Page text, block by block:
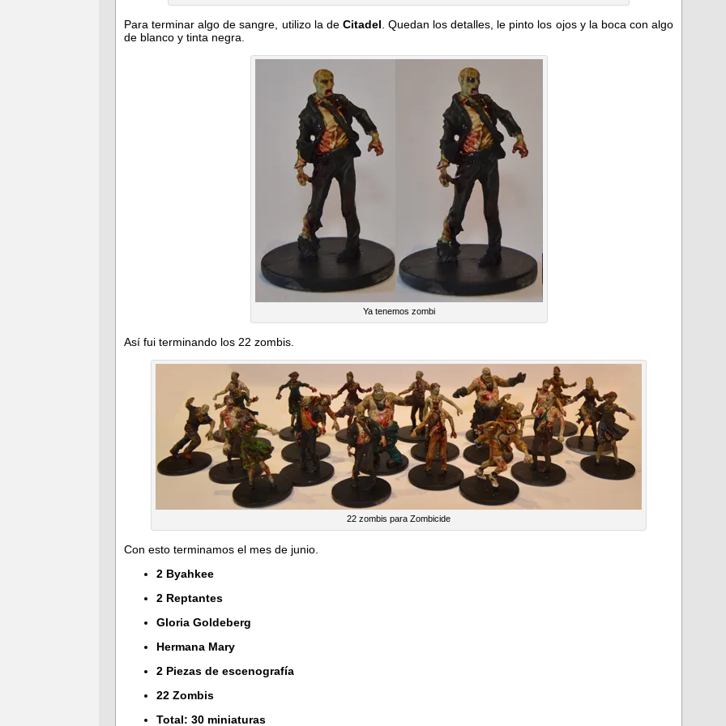
Para terminar algo de sangre, utilizo la de Citadel . Quedan los detalles, le pinto los ojos y la boca con algo
de blanco y tinta negra.
Ya tenemos zombi
Así fui terminando los 22 zombis.
22 zombis para Zombicide
Con esto terminamos el mes de junio.
2 Byahkee
2 Reptantes
Gloria Goldeberg
Hermana Mary
2 Piezas de escenografía
22 Zombis
Total: 30 miniaturas